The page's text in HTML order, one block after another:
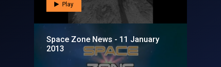
Play
Space Zone News - 11 January
2013